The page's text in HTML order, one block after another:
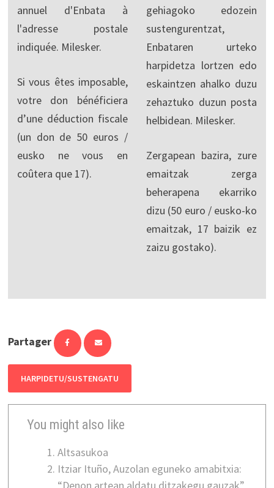
annuel d'Enbata à
l'adresse postale
indiquée. Milesker.
Si vous êtes imposable,
votre don bénéficiera
d’une déduction fiscale
(un don de 50 euros /
eusko ne vous en
coûtera que 17).
gehiagoko edozein
sustengurentzat,
Enbataren urteko
harpidetza lortzen edo
eskaintzen ahalko duzu
zehaztuko duzun posta
helbidean. Milesker.
Zergapean bazira, zure
emaitzak zerga
beherapena ekarriko
dizu (50 euro / eusko-ko
emaitzak, 17 baizik ez
zaizu gostako).
Partager
HARPIDETU/SUSTENGATU
You might also like
Altsasukoa
Itziar Ituño, Auzolan eguneko amabitxia: